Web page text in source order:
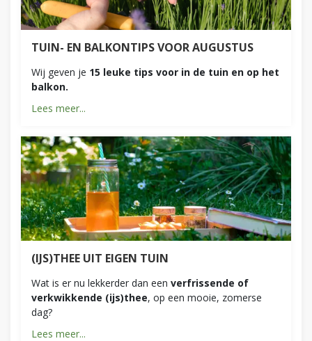
TUIN- EN BALKONTIPS VOOR AUGUSTUS
Wij geven je 15 leuke tips voor in de tuin en op het
balkon.
Lees meer...
(IJS)THEE UIT EIGEN TUIN
Wat is er nu lekkerder dan een verfrissende of
verkwikkende (ijs)thee, op een mooie, zomerse
dag?
Lees meer...